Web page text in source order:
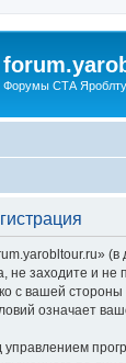
Форумы СТА
не заходите и
с вашей
означает